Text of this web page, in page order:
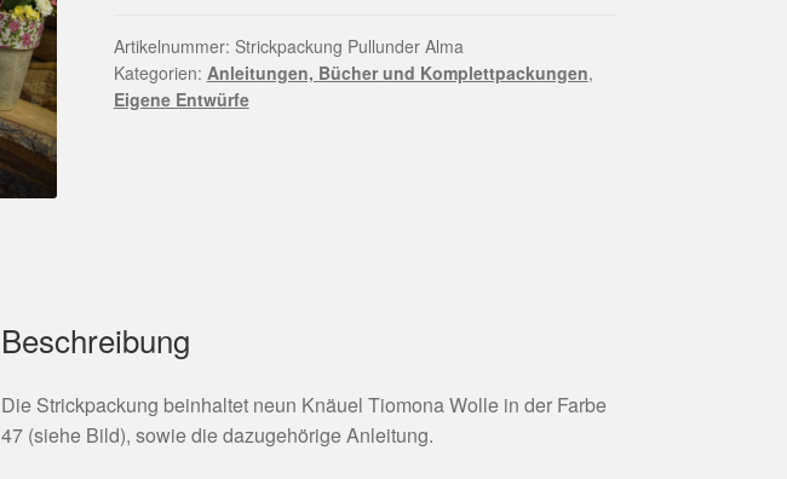
Artikelnummer: Strickpackung Pullunder Alma
Kategorien: Anleitungen, Bücher und Komplettpackungen,
Eigene Entwürfe
Beschreibung
Die Strickpackung beinhaltet neun Knäuel Tiomona Wolle in der Farbe
47 (siehe Bild), sowie die dazugehörige Anleitung.